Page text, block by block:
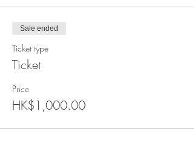
Sale ended
Ticket type
Ticket
Price
HK$1,000.00